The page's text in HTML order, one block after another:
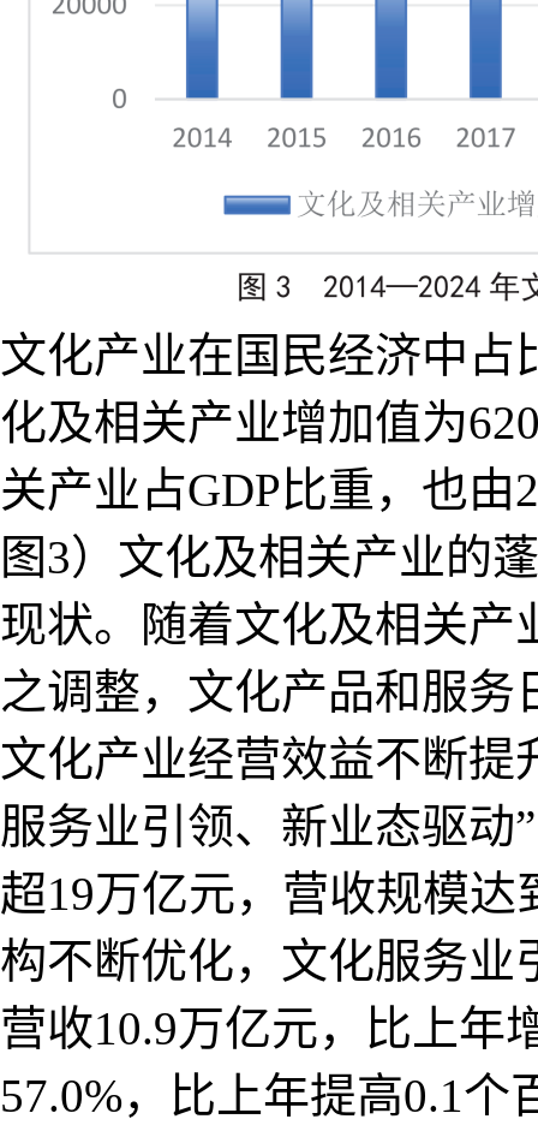
文化产业在国民经济中占
化及相关产业增加值为
关产业占GDP比重，也由
图3）文化及相关产业的
现状。随着文化及相关产
之调整，文化产品和服
文化产业经营效益不断提
服务业引领、新业态驱动
超19万亿元，营收规模
构不断优化，文化服务业
营收10.9万亿元，比上年
57.0%，比上年提高0.1